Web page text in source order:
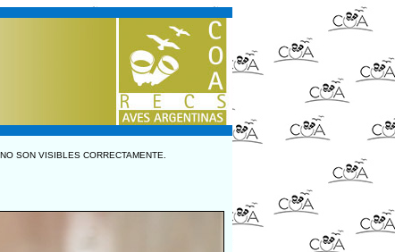
SON VISIBLES CORRECTAMENTE.